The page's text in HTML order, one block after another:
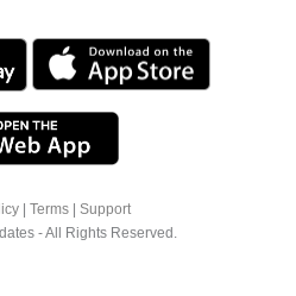
| Terms | Support
- All Rights Reserved.